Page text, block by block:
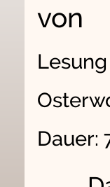
von
Lesung
Dauer: